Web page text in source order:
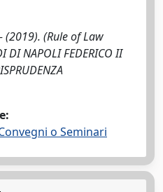
(2019). (Rule of Law
DI NAPOLI FEDERICO II
o Seminari